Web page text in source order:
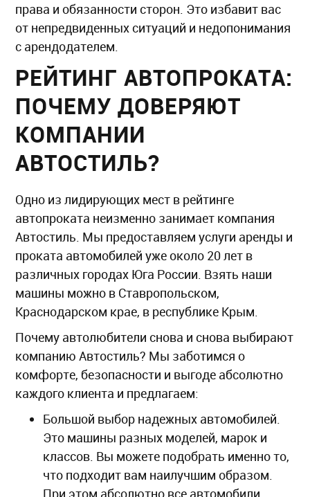
права и обязанности сторон. Это избавит вас
от непредвиденных ситуаций и недопонимания
с арендодателем.
РЕЙТИНГ АВТОПРОКАТА:
ПОЧЕМУ ДОВЕРЯЮТ
КОМПАНИИ
АВТОСТИЛЬ?
Одно из лидирующих мест в рейтинге
автопроката неизменно занимает компания
Автостиль. Мы предоставляем услуги аренды и
проката автомобилей уже около 20 лет в
различных городах Юга России. Взять наши
машины можно в Ставропольском,
Краснодарском крае, в республике Крым.
Почему автолюбители снова и снова выбирают
компанию Автостиль? Мы заботимся о
комфорте, безопасности и выгоде абсолютно
каждого клиента и предлагаем:
Большой выбор надежных автомобилей.
Это машины разных моделей, марок и
классов. Вы можете подобрать именно то,
что подходит вам наилучшим образом.